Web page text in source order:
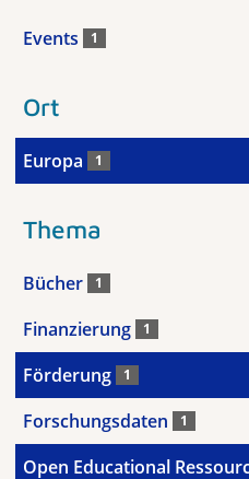
Events 1
Ort
Europa 1
Thema
Bücher 1
Finanzierung 1
Förderung 1
Forschungsdaten 1
Open Educational